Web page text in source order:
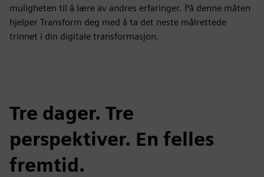
muligheten til å lære av andres erfaringer. På denne måten
hjelper Transform deg med å ta det neste målrettede
trinnet i din digitale transformasjon.
Tre dager. Tre
perspektiver. En felles
fremtid.